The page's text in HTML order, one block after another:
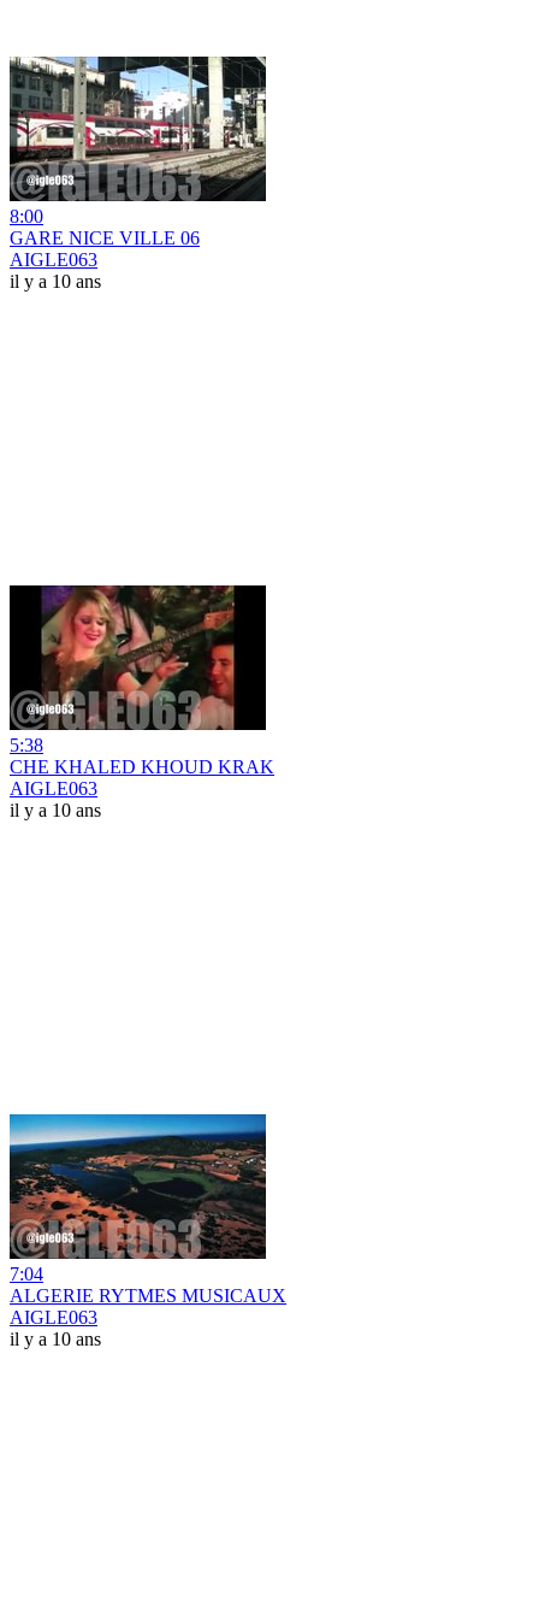
8:00
GARE NICE VILLE 06
AIGLE063
il y a 10 ans
5:38
CHE KHALED KHOUD KRAK
AIGLE063
il y a 10 ans
7:04
ALGERIE RYTMES MUSICAUX
AIGLE063
il y a 10 ans